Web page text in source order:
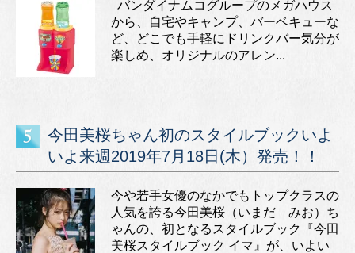
バンダイナムコグループのメガハウス
から、自宅やキャンプ、バーベキューな
ど、どこでも手軽にドリンクバー気分が
楽しめ、オリジナルのアレン...
今田美桜ちゃん初のスタイルブックいよ
いよ来週2019年7月18日(木）発売！！
今や若手女優のなかでもトップクラスの
人気を誇る今田美桜（いまだ みお）ち
ゃんの、初となるスタイルブック『今田
美桜スタイルブック イマ』が、いよい